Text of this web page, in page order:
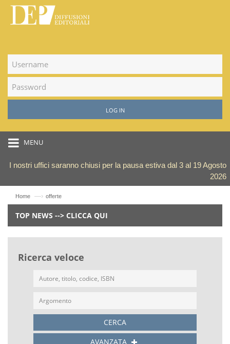
LOG IN
MENU
I nostri uffici saranno chiusi per la pausa estiva dal 3 al 19 Agosto
2026
Home —› offerte
TOP NEWS --> CLICCA QUI
Ricerca veloce
CERCA
AVANZATA